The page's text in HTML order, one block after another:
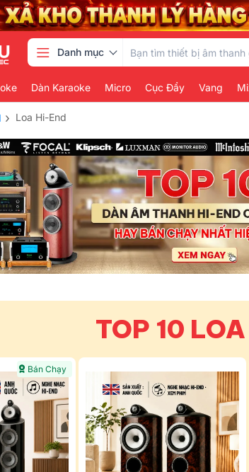
Danh mục
Dàn Karaoke Micro Cục Đẩy Vang
› Loa Hi-End
TOP 10
Bán Chạy